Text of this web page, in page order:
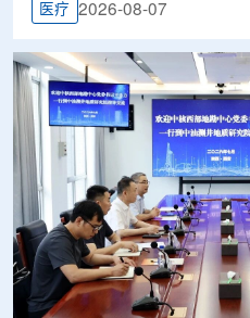
医疗 2026-08-07